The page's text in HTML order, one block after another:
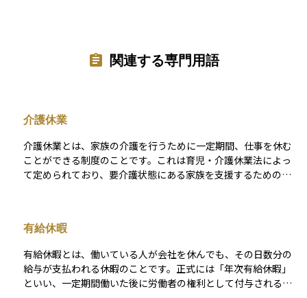
関連する専門用語
介護休業
介護休業とは、家族の介護を行うために一定期間、仕事を休む
ことができる制度のことです。これは育児・介護休業法によっ
て定められており、要介護状態にある家族を支援するための制
回まで利用できます。休業期間中は無給であることが一般的で
すが、条件を満たす場合には「介護休業給付金」が雇用保険か
ら支給され、所得の一部が補償されます。介護と仕事の両立を
支援し、離職を防ぐための重要な制度として位置づけられてい
ます。
有給休暇
有給休暇とは、働いている人が会社を休んでも、その日数分の
給与が支払われる休暇のことです。正式には「年次有給休暇」
といい、一定期間働いた後に労働者の権利として付与されるも